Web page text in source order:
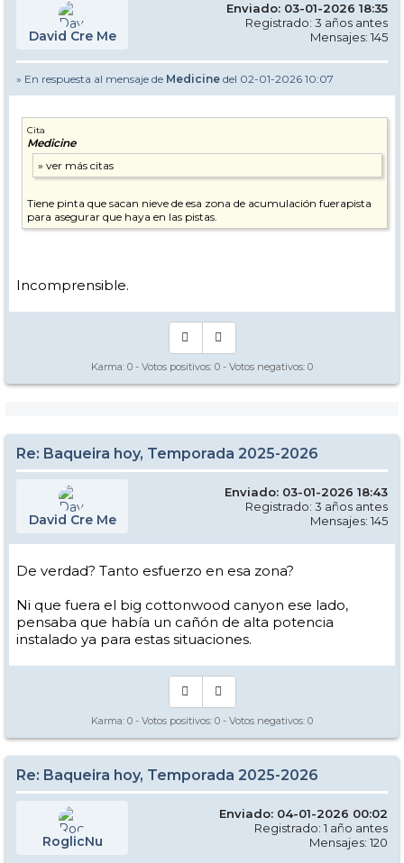
David Cre Me
Enviado: 03-01-2026 18:35
Registrado: 3 años antes
Mensajes: 145
» En respuesta al mensaje de Medicine del 02-01-2026 10:07
Cita
Medicine
Tiene pinta que sacan nieve de esa zona de acumulación fuerapista
para asegurar que haya en las pistas.
Incomprensible.
Karma: 0 - Votos positivos: 0 - Votos negativos: 0
Re: Baqueira hoy, Temporada 2025-2026
David Cre Me
Enviado: 03-01-2026 18:43
Registrado: 3 años antes
Mensajes: 145
De verdad? Tanto esfuerzo en esa zona?
Ni que fuera el big cottonwood canyon ese lado,
pensaba que había un cañón de alta potencia
instalado ya para estas situaciones.
Karma: 0 - Votos positivos: 0 - Votos negativos: 0
Re: Baqueira hoy, Temporada 2025-2026
RoglicNu
Enviado: 04-01-2026 00:02
Registrado: 1 año antes
Mensajes: 120